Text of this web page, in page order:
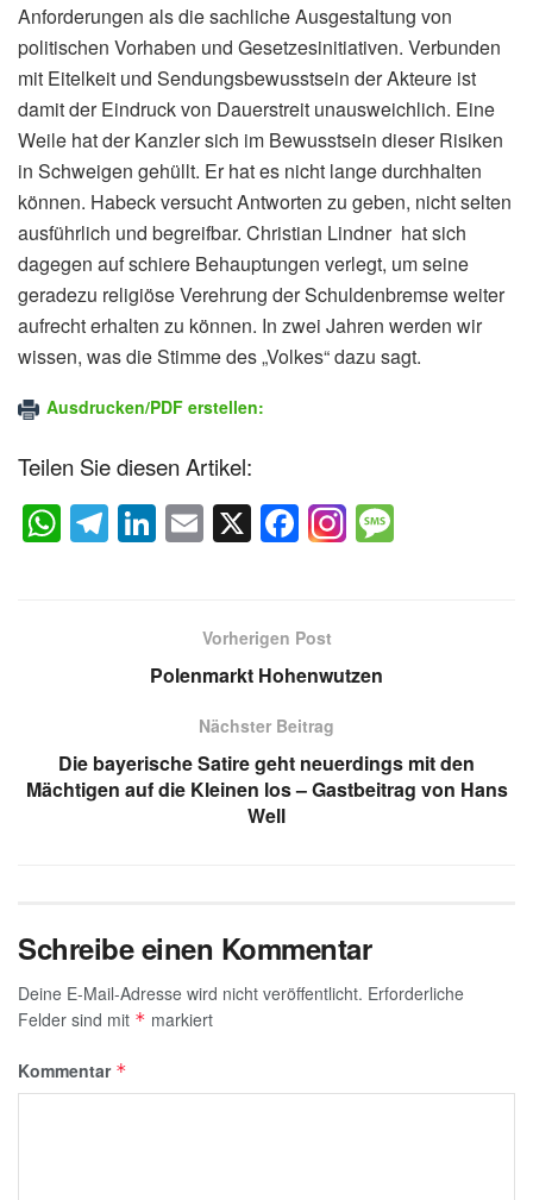
Anforderungen als die sachliche Ausgestaltung von
politischen Vorhaben und Gesetzesinitiativen. Verbunden
mit Eitelkeit und Sendungsbewusstsein der Akteure ist
damit der Eindruck von Dauerstreit unausweichlich. Eine
Weile hat der Kanzler sich im Bewusstsein dieser Risiken
in Schweigen gehüllt. Er hat es nicht lange durchhalten
können. Habeck versucht Antworten zu geben, nicht selten
ausführlich und begreifbar. Christian Lindner hat sich
dagegen auf schiere Behauptungen verlegt, um seine
geradezu religiöse Verehrung der Schuldenbremse weiter
aufrecht erhalten zu können. In zwei Jahren werden wir
wissen, was die Stimme des „Volkes“ dazu sagt.
Ausdrucken/PDF erstellen:
Teilen Sie diesen Artikel:
W
h
p
T
el
Li
n
dI
E
m
X F
a
e
b
o
o
k
Vorherigen Post
Polenmarkt Hohenwutzen
Nächster Beitrag
Die bayerische Satire geht neuerdings mit den
Mächtigen auf die Kleinen los – Gastbeitrag von Hans
Well
Schreibe einen Kommentar
Deine E-Mail-Adresse wird nicht veröffentlicht. Erforderliche
Felder sind mit * markiert
Kommentar *